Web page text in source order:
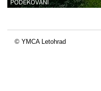
© YMCA Letohrad